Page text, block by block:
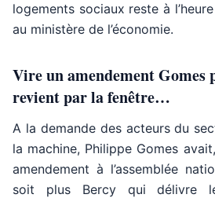
logements sociaux reste à
au ministère de l’économie.
Vire un amendement Gomes
revient par la fenêtre…
A la demande des acteurs du
la machine, Philippe Gomes
amendement à l’assemblée
soit plus Bercy qui délivre